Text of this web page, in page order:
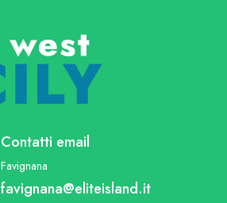
Contatti email
Favignana
favignana@eliteisland.it